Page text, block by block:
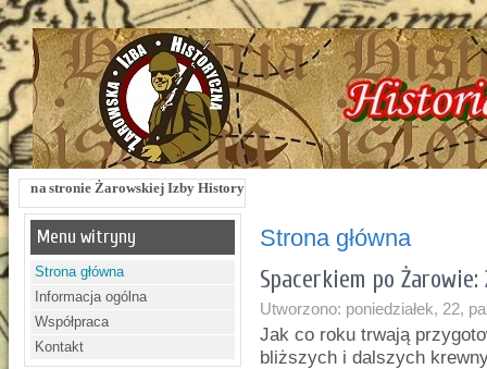
Izby Historycznej !!! Żarowska Izba Historyczna, ul. Dworcowa 3
Menu witryny
Strona główna
Informacja ogólna
Współpraca
Kontakt
Strona główna
Spacerkiem po
Utworzono: poniedziałek, 22,
Jak co roku trwają
bliższych i dalszych